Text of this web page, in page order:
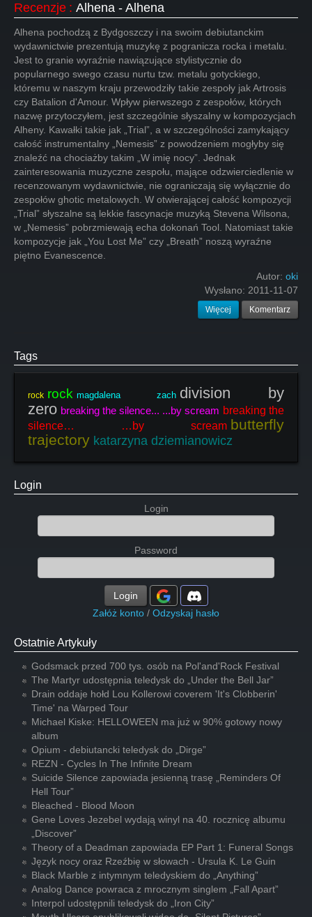
Recenzje : Alhena - Alhena
Alhena pochodzą z Bydgoszczy i na swoim debiutanckim
wydawnictwie prezentują muzykę z pogranicza rocka i metalu.
Jest to granie wyraźnie nawiązujące stylistycznie do
popularnego swego czasu nurtu tzw. metalu gotyckiego,
któremu w naszym kraju przewodziły takie zespoły jak Artrosis
czy Batalion d'Amour. Wpływ pierwszego z zespołów, których
nazwę przytoczyłem, jest szczególnie słyszalny w kompozycjach
Alheny. Kawałki takie jak „Trial”, a w szczególności zamykający
całość instrumentalny „Nemesis” z powodzeniem mogłyby się
znaleźć na chociażby takim „W imię nocy”. Jednak
zainteresowania muzyczne zespołu, mające odzwierciedlenie w
recenzowanym wydawnictwie, nie ograniczają się wyłącznie do
zespołów ghotic metalowych. W otwierającej całość kompozycji
„Trial” słyszalne są lekkie fascynacje muzyką Stevena Wilsona,
w „Nemesis” pobrzmiewają echa dokonań Tool. Natomiast takie
kompozycje jak „You Lost Me” czy „Breath” noszą wyraźne
piętno Evanescence.
Autor: oki
Wysłano: 2011-11-07
Więcej Komentarz
Tags
rock rock magdalena zach division by
zero breaking the silence... ...by scream breaking the
silence… …by scream butterfly
trajectory katarzyna dziemianowicz
Login
Login
Password
Login
Załóż konto / Odzyskaj hasło
Ostatnie Artykuły
Godsmack przed 700 tys. osób na Pol'and'Rock Festival
The Martyr udostępnia teledysk do „Under the Bell Jar”
Drain oddaje hołd Lou Kollerowi coverem 'It's Clobberin'
Time' na Warped Tour
Michael Kiske: HELLOWEEN ma już w 90% gotowy nowy
album
Opium - debiutancki teledysk do „Dirge”
REZN - Cycles In The Infinite Dream
Suicide Silence zapowiada jesienną trasę „Reminders Of
Hell Tour”
Bleached - Blood Moon
Gene Loves Jezebel wydają winyl na 40. rocznicę albumu
„Discover”
Theory of a Deadman zapowiada EP Part 1: Funeral Songs
Język nocy oraz Rzeźbię w słowach - Ursula K. Le Guin
Black Marble z intymnym teledyskiem do „Anything”
Analog Dance powraca z mrocznym singlem „Fall Apart”
Interpol udostępnili teledysk do „Iron City”